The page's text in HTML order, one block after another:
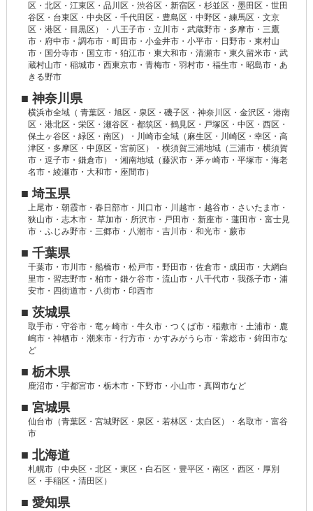
区・北区・江東区・品川区・渋谷区・新宿区・杉並区・墨田区・世田
谷区・台東区・中央区・千代田区・豊島区・中野区・練馬区・文京
区・港区・目黒区）・八王子市・立川市・武蔵野市・多摩市・三鷹
市・府中市・調布市・町田市・小金井市・小平市・日野市・東村山
市・国分寺市・国立市・狛江市・東大和市・清瀬市・東久留米市・武
蔵村山市・稲城市・西東京市・青梅市・羽村市・福生市・昭島市・あ
きる野市
■ 神奈川県
横浜市全域（ 青葉区・旭区・泉区・磯子区・神奈川区・金沢区・港南
区・港北区・栄区・瀬谷区・都筑区・鶴見区・戸塚区・中区・西区・
保土ヶ谷区・緑区・南区）・川崎市全域（麻生区・川崎区・幸区・高
津区・多摩区・中原区・宮前区）・横須賀三浦地域（三浦市・横須賀
市・逗子市・鎌倉市）・湘南地域（藤沢市・茅ヶ崎市・平塚市・海老
名市・綾瀬市・大和市・座間市）
■ 埼玉県
上尾市・朝霞市・春日部市・川口市・川越市・越谷市・さいたま市・
狭山市・志木市・ 草加市・所沢市・戸田市・新座市・蓮田市・富士見
市・ふじみ野市・三郷市・八潮市・吉川市・和光市・蕨市
■ 千葉県
千葉市・市川市・船橋市・松戸市・野田市・佐倉市・成田市・大網白
里市・習志野市・柏市・鎌ケ谷市・流山市・八千代市・我孫子市・浦
安市・四街道市・八街市・印西市
■ 茨城県
取手市・守谷市・竜ヶ崎市・牛久市・つくば市・稲敷市・土浦市・鹿
嶋市・神栖市・潮来市・行方市・かすみがうら市・常総市・鉾田市な
ど
■ 栃木県
鹿沼市・宇都宮市・栃木市・下野市・小山市・真岡市など
■ 宮城県
仙台市（青葉区・宮城野区・泉区・若林区・太白区）・名取市・富谷
市
■ 北海道
札幌市（中央区・北区・東区・白石区・豊平区・南区・西区・厚別
区・手稲区・清田区）
■ 愛知県